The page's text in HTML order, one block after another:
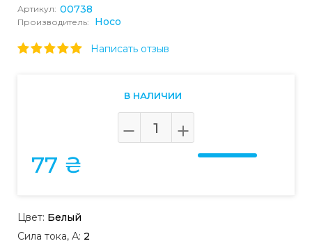
Артикул: 00738
Производитель: Hoco
Написать отзыв
В НАЛИЧИИ
77 ₴
Цвет: Белый
Сила тока, А: 2